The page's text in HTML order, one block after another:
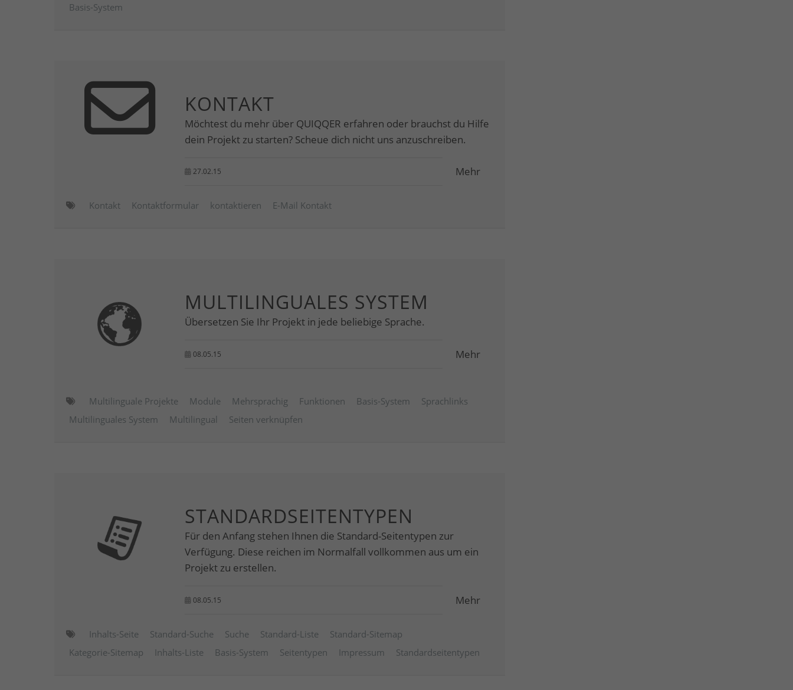
Basis-System
KONTAKT
Möchtest du mehr über QUIQQER erfahren oder brauchst du Hilfe
dein Projekt zu starten? Scheue dich nicht uns anzuschreiben.
27.02.15 Mehr
Kontakt Kontaktformular kontaktieren E-Mail Kontakt
MULTILINGUALES SYSTEM
Übersetzen Sie Ihr Projekt in jede beliebige Sprache.
08.05.15 Mehr
Multilinguale Projekte Module Mehrsprachig Funktionen Basis-System
Sprachlinks
Multilinguales System
Multilingual Seiten verknüpfen
STANDARDSEITENTYPEN
Für den Anfang stehen Ihnen die Standard-Seitentypen zur
Verfügung. Diese reichen im Normalfall vollkommen aus um ein
Projekt zu erstellen.
08.05.15 Mehr
Inhalts-Seite Standard-Suche Suche Standard-Liste
Standard-Sitemap
Kategorie-Sitemap
Inhalts-Liste Basis-System Seitentypen Impressum Standardseitentypen